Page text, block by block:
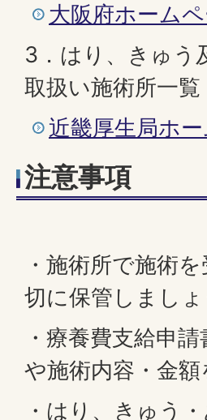
大阪府ホーム
3．はり、きゅう
取扱い施術所一
近畿厚生局ホ
注意事項
・施術所で施術
切に保管しましょ
・療養費支給申
や施術内容・金
・はり、きゅう